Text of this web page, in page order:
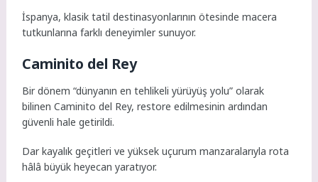
İspanya, klasik tatil destinasyonlarının ötesinde macera
tutkunlarına farklı deneyimler sunuyor.
Caminito del Rey
Bir dönem “dünyanın en tehlikeli yürüyüş yolu” olarak
bilinen Caminito del Rey, restore edilmesinin ardından
güvenli hale getirildi.
Dar kayalık geçitleri ve yüksek uçurum manzaralarıyla rota
hâlâ büyük heyecan yaratıyor.